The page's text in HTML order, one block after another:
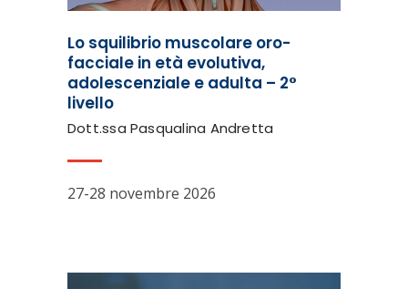
Lo squilibrio muscolare oro-
facciale in età evolutiva,
adolescenziale e adulta – 2°
livello
Dott.ssa Pasqualina Andretta
27-28 novembre 2026